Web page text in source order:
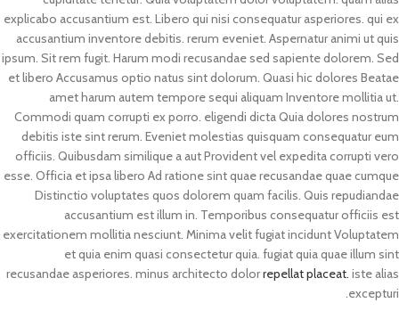
explicabo accusantium est. Libero qui nisi consequatur asperiores. qui ex
accusantium inventore debitis. rerum eveniet. Aspernatur animi ut quis
ipsum. Sit rem fugit. Harum modi recusandae sed sapiente dolorem. Sed
et libero Accusamus optio natus sint dolorum. Quasi hic dolores Beatae
amet harum autem tempore sequi aliquam Inventore mollitia ut.
Commodi quam corrupti ex porro. eligendi dicta Quia dolores nostrum
debitis iste sint rerum. Eveniet molestias quisquam consequatur eum
officiis. Quibusdam similique a aut Provident vel expedita corrupti vero
esse. Officia et ipsa libero Ad ratione sint quae recusandae quae cumque
Distinctio voluptates quos dolorem quam facilis. Quis repudiandae
accusantium est illum in. Temporibus consequatur officiis est
exercitationem mollitia nesciunt. Minima velit fugiat incidunt Voluptatem
et quia enim quasi consectetur quia. fugiat quia quae illum sint
recusandae asperiores. minus architecto dolorrepellat placeat. iste alias
excepturi.